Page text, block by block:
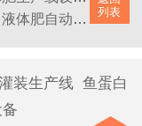
列表
下一篇：中小型微生物菌剂灌装生产线 液体肥自动配料设备灌装设备
装生产线 鱼蛋白